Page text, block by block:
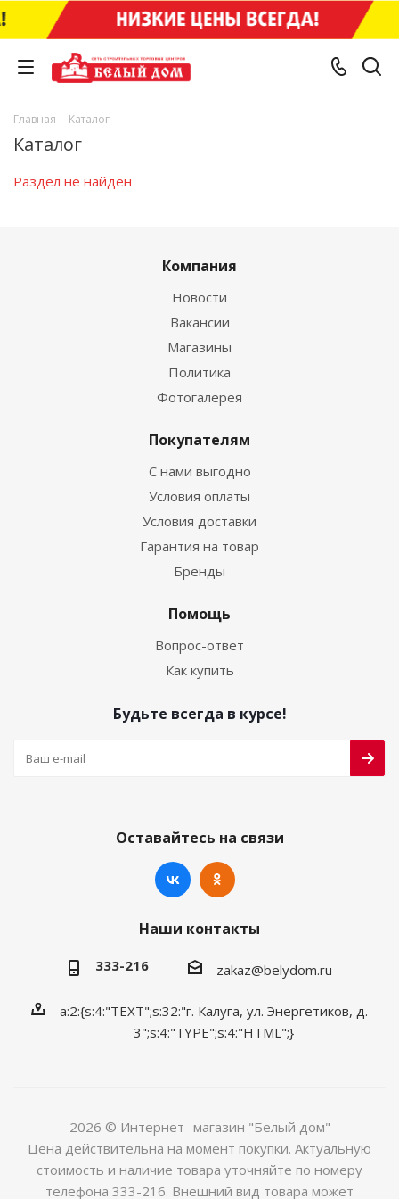
Главная - Каталог -
Каталог
Раздел не найден
Компания
Новости
Вакансии
Магазины
Политика
Фотогалерея
Покупателям
С нами выгодно
Условия оплаты
Условия доставки
Гарантия на товар
Бренды
Помощь
Вопрос-ответ
Как купить
Будьте всегда в курсе!
Оставайтесь на связи
Наши контакты
333-216 zakaz@belydom.ru
a:2:{s:4:"TEXT";s:32:"г. Калуга, ул. Энергетиков, д.
3";s:4:"TYPE";s:4:"HTML";}
2026 © Интернет- магазин "Белый дом"
Цена действительна на момент покупки. Актуальную
стоимость и наличие товара уточняйте по номеру
телефона 333-216. Внешний вид товара может